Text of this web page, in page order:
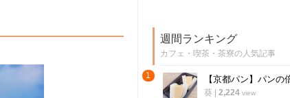
週間ランキング
カフェ・喫茶・茶寮の人気記事
1
葵 2,224 view